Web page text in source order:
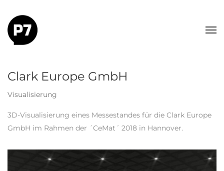
Clark Europe GmbH
Visualisierung
3D-Visualisierung eines Messestandes für die Clark Europe
GmbH im Rahmen der ´CeMat´ 2018 in Hannover.